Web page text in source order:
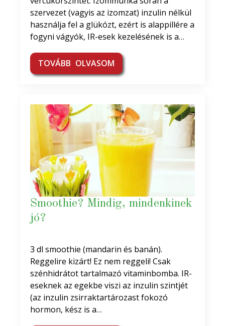
szervezet (vagyis az izomzat) inzulin nélkül
használja fel a glükózt, ezért is alappillére a
fogyni vágyók, IR-esek kezelésének is a…
TOVÁBB OLVASOM
Smoothie? Mindig, mindenkinek
jó?
3 dl smoothie (mandarin és banán).
Reggelire kizárt! Ez nem reggeli! Csak
szénhidrátot tartalmazó vitaminbomba. IR-
eseknek az egekbe viszi az inzulin szintjét
(az inzulin zsirraktartározast fokozó
hormon, kész is a…